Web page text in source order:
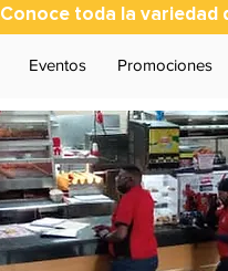
Conoce toda la variedad
Eventos Promociones